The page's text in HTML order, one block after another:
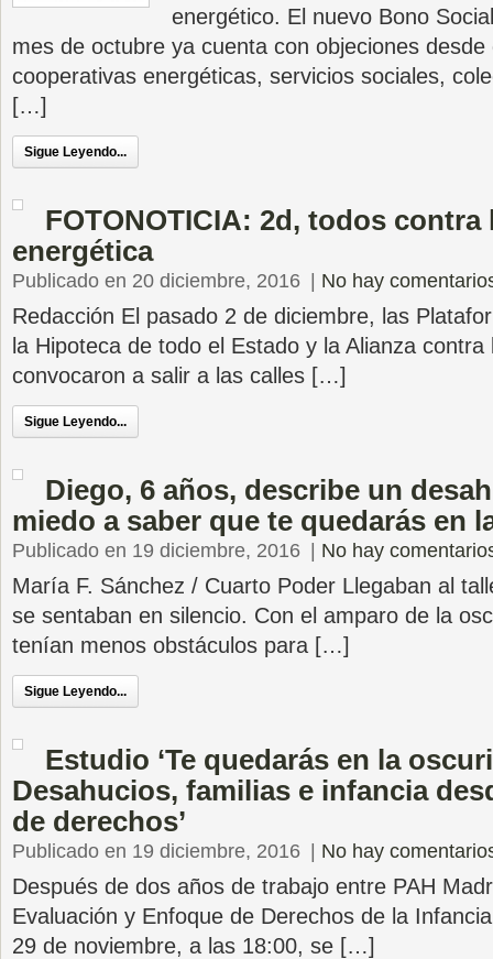
energético. El nuevo Bono
mes de octubre ya cuenta con objeciones
cooperativas energéticas, servicios sociales,
[…]
Sigue Leyendo...
FOTONOTICIA: 2d, todos contra
energética
Publicado en 20 diciembre, 2016 No hay
Redacción El pasado 2 de diciembre, las
la Hipoteca de todo el Estado y la Alianza
convocaron a salir a las calles […]
Sigue Leyendo...
Diego, 6 años, describe un
miedo a saber que te quedarás en
Publicado en 19 diciembre, 2016 No hay
María F. Sánchez / Cuarto Poder Llegaban al
se sentaban en silencio. Con el amparo de la
tenían menos obstáculos para […]
Sigue Leyendo...
Estudio ‘Te quedarás en la
Desahucios, familias e infancia
de derechos’
Publicado en 19 diciembre, 2016 No hay
Después de dos años de trabajo entre PAH
Evaluación y Enfoque de Derechos de la
29 de noviembre, a las 18:00, se […]